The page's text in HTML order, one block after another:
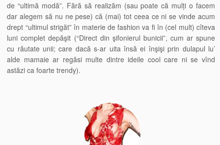
de “ultimă modă”. Fără să realizăm (sau poate că mulți o facem
dar alegem să nu ne pese) că (mai) tot ceea ce ni se vinde acum
drept “ultimul strigăt” în materie de fashion va fi în (cel mult) cîteva
luni complet depăşit (“Direct din şifonierul bunicii”, cum ar spune
cu răutate unii; care dacă s-ar uita însă ei înşişi prin dulapul lu’
alde mamaie ar regăsi multe dintre ideile cool care ni se vînd
astăzi ca foarte trendy).